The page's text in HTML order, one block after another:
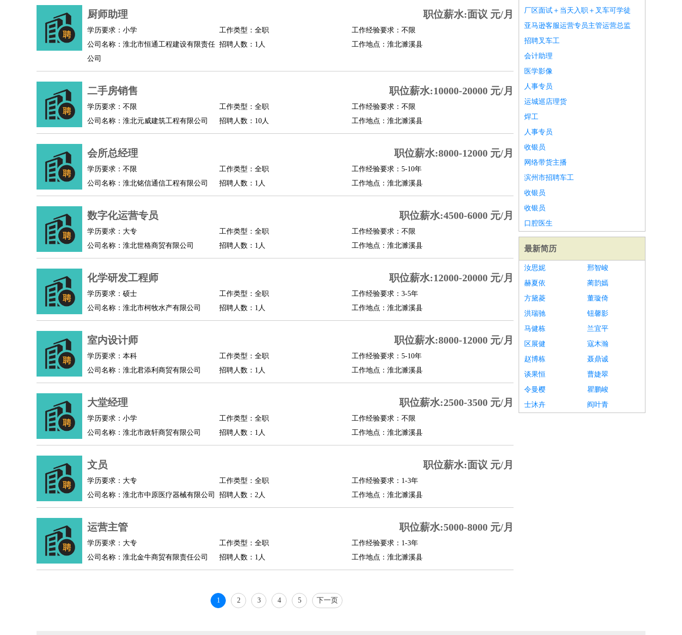
厨师助理 职位薪水:面议 元/月
学历要求：小学 工作类型：全职
工作经验要求：不限
公司名称：淮北市恒通工程建设有限责任
公司
招聘人数：1人 工作地点：淮北濉溪县
二手房销售 职位薪水:10000-20000 元/月
学历要求：不限 工作类型：全职
工作经验要求：不限
公司名称：淮北元威建筑工程有限公司
招聘人数：10人 工作地点：淮北濉溪县
会所总经理 职位薪水:8000-12000 元/月
学历要求：不限 工作类型：全职
工作经验要求：5-10年
公司名称：淮北铭信通信工程有限公司
招聘人数：1人 工作地点：淮北濉溪县
数字化运营专员 职位薪水:4500-6000 元/月
学历要求：大专 工作类型：全职
工作经验要求：不限
公司名称：淮北世格商贸有限公司
招聘人数：1人 工作地点：淮北濉溪县
化学研发工程师 职位薪水:12000-20000 元/月
学历要求：硕士 工作类型：全职
工作经验要求：3-5年
公司名称：淮北市柯牧水产有限公司
招聘人数：1人 工作地点：淮北濉溪县
室内设计师 职位薪水:8000-12000 元/月
学历要求：本科 工作类型：全职
工作经验要求：5-10年
公司名称：淮北君添利商贸有限公司
招聘人数：1人 工作地点：淮北濉溪县
大堂经理 职位薪水:2500-3500 元/月
学历要求：小学 工作类型：全职
工作经验要求：不限
公司名称：淮北市政轩商贸有限公司
招聘人数：1人 工作地点：淮北濉溪县
文员 职位薪水:面议 元/月
学历要求：大专 工作类型：全职
工作经验要求：1-3年
公司名称：淮北市中原医疗器械有限公司
招聘人数：2人 工作地点：淮北濉溪县
运营主管 职位薪水:5000-8000 元/月
学历要求：大专 工作类型：全职
工作经验要求：1-3年
公司名称：淮北金牛商贸有限责任公司
招聘人数：1人 工作地点：淮北濉溪县
1 2 3 4 5 下一页
厂区面试＋当天入职＋叉车可学徒
亚马逊客服运营专员主管运营总监
招聘叉车工
会计助理
医学影像
人事专员
运城巡店理货
焊工
人事专员
收银员
网络带货主播
滨州市招聘车工
收银员
收银员
口腔医生
最新简历
汝思妮
邢智峻
赫夏依
蔺韵嫣
方黛菱
董璇倚
洪瑞驰
钮馨影
马健栋
兰宜平
区展健
寇木瀚
赵博栋
聂鼎诚
谈果恒
曹婕翠
令曼樱
瞿鹏峻
士沐卉
阎叶青